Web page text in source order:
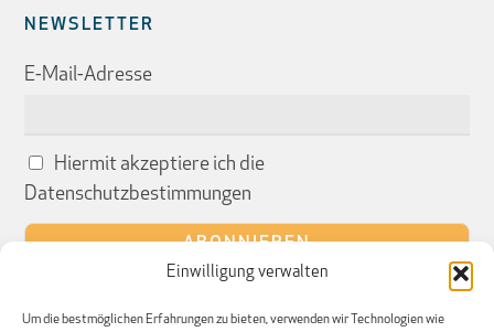
Einwilligung verwalten
Um die bestmöglichen Erfahrungen zu bieten, verwenden wir Technologien wie
NEWSLETTER
E-Mail-Adresse
Hiermit akzeptiere ich die
Datenschutzbestimmungen
ÖFFNUNGSZEITEN